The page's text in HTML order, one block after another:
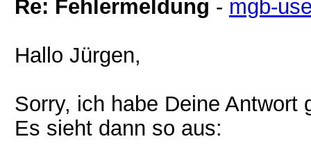
Re: Fehlermeldung - mgb-
Hallo Jürgen,
Sorry, ich habe Deine Antwort
Es sieht dann so aus: